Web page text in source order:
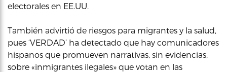
electorales en EE.UU.
También advirtió de riesgos para migrantes y la salud,
pues ‘VERDAD’ ha detectado que hay comunicadores
hispanos que promueven narrativas, sin evidencias,
sobre «inmigrantes ilegales» que votan en las